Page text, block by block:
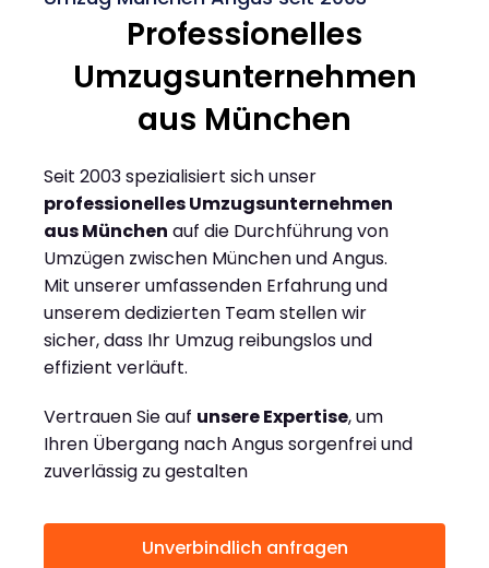
Professionelles
Umzugsunternehmen
aus München
Seit 2003 spezialisiert sich unser
professionelles Umzugsunternehmen
aus München auf die Durchführung von
Umzügen zwischen München und Angus.
Mit unserer umfassenden Erfahrung und
unserem dedizierten Team stellen wir
sicher, dass Ihr Umzug reibungslos und
effizient verläuft.
Vertrauen Sie auf unsere Expertise, um
Ihren Übergang nach Angus sorgenfrei und
zuverlässig zu gestalten
Unverbindlich anfragen